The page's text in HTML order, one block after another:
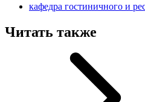
кафедра гостиничного и
Читать также